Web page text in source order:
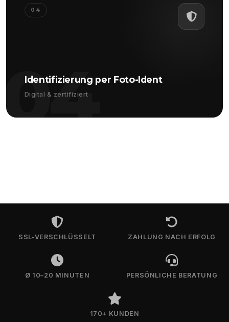
04
04
Identifizierung per Foto-Ident
Digital & zertifiziert
SSL-VERSCHLÜSSELT ZAHLUNG NACH ERFOLG
Ø 10–20 MINUTEN PERSÖNLICHE BERATUNG
170+ KUNDEN